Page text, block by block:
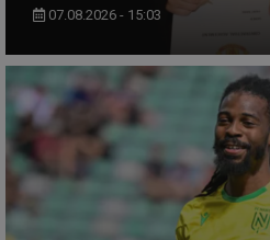
07.08.2026 - 15:03